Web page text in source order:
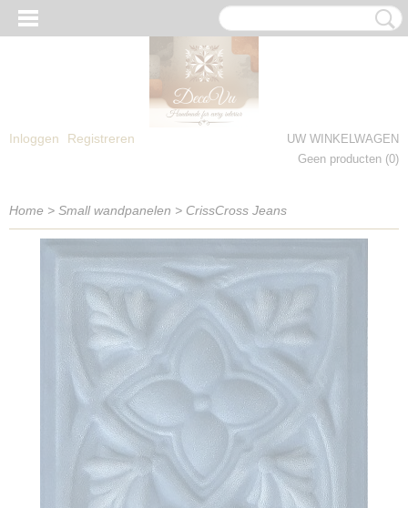
Inloggen Registreren
UW WINKELWAGEN
Geen producten (0)
Home > Small wandpanelen > CrissCross Jeans